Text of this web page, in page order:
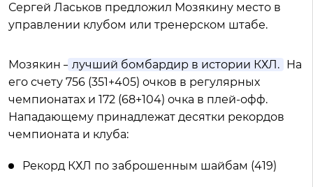
Сергей Ласьков предложил Мозякину место в
управлении клубом или тренерском штабе.
Мозякин – лучший бомбардир в истории КХЛ.
На
его счету 756 (351+405) очков в регулярных
чемпионатах и 172 (68+104) очка в плей-офф.
Нападающему принадлежат десятки рекордов
чемпионата и клуба:
Рекорд КХЛ по заброшенным шайбам (419)